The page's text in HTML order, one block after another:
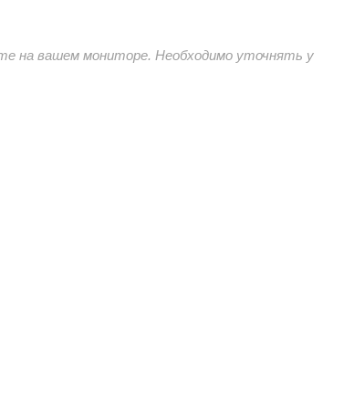
на вашем мониторе. Необходимо уточнять у